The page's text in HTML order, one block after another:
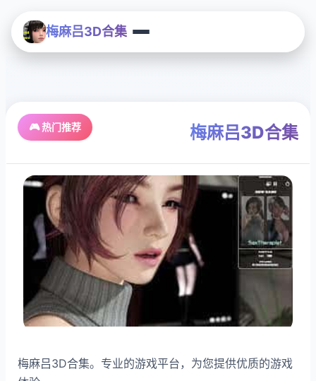
梅麻吕3D合集
🎮 热门推荐 梅麻吕3D合集
梅麻吕3D合集。专业的游戏平台，为您提供优质的游戏